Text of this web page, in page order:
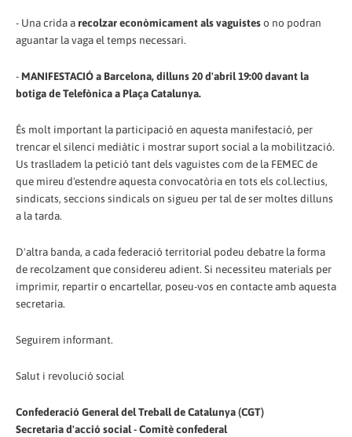
- Una crida arecolzar econòmicament als vaguisteso no podran
aguantar la vaga el temps necessari.
- MANIFESTACIÓ a Barcelona, dilluns 20 d'abril 19:00 davant la
botiga de Telefònica a Plaça Catalunya.
És molt important la participació en aquesta manifestació, per
trencar el silenci mediàtic i mostrar suport social a la mobilització.
Us traslladem la petició tant dels vaguistes com de la FEMEC de
que mireu d'estendre aquesta convocatòria en tots els col.lectius,
sindicats, seccions sindicals on sigueu per tal de ser moltes dilluns
a la tarda.
D'altra banda, a cada federació territorial podeu debatre la forma
de recolzament que considereu adient. Si necessiteu materials per
imprimir, repartir o encartellar, poseu-vos en contacte amb aquesta
secretaria.
Seguirem informant.
Salut i revolució social
Confederació General del Treball de Catalunya (CGT)
Secretaria d'acció social - Comitè confederal